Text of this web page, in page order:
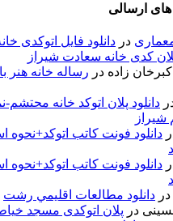
های ارسالی
در دانلود فایل اتوکدی
پلان کدی خانه سعادت شیراز
زاده در رساله خانه هنر
دانلود پلان اتوکد خانه
دانلود فونت کاتب اتوکد+نحوه
دانلود فونت کاتب اتوکد+نحوه
در دانلود مطالعات اقليمي رشت
در پلان اتوکدی مسجد